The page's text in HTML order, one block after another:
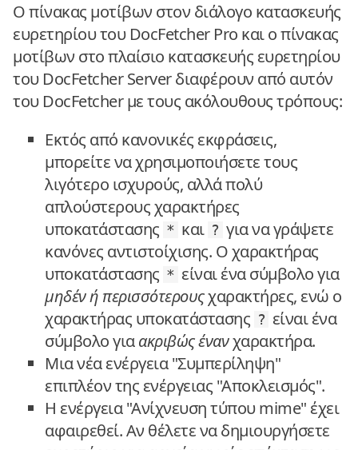
Ο πίνακας μοτίβων στον διάλογο κατασκευής
ευρετηρίου του DocFetcher Pro και ο πίνακας
μοτίβων στο πλαίσιο κατασκευής ευρετηρίου
του DocFetcher Server διαφέρουν από αυτόν
του DocFetcher με τους ακόλουθους τρόπους:
Εκτός από κανονικές εκφράσεις,
μπορείτε να χρησιμοποιήσετε τους
λιγότερο ισχυρούς, αλλά πολύ
απλούστερους χαρακτήρες
υποκατάστασης * και ? για να γράψετε
κανόνες αντιστοίχισης. Ο χαρακτήρας
υποκατάστασης * είναι ένα σύμβολο για
μηδέν ή περισσότερουςχαρακτήρες, ενώ ο
χαρακτήρας υποκατάστασης ? είναι ένα
σύμβολο γιαακριβώς ένανχαρακτήρα.
Μια νέα ενέργεια "Συμπερίληψη"
επιπλέον της ενέργειας "Αποκλεισμός".
Η ενέργεια "Ανίχνευση τύπου mime" έχει
αφαιρεθεί. Αν θέλετε να δημιουργήσετε